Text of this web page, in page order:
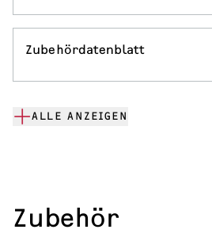
Zubehördatenblatt
ALLE ANZEIGEN
Zubehör